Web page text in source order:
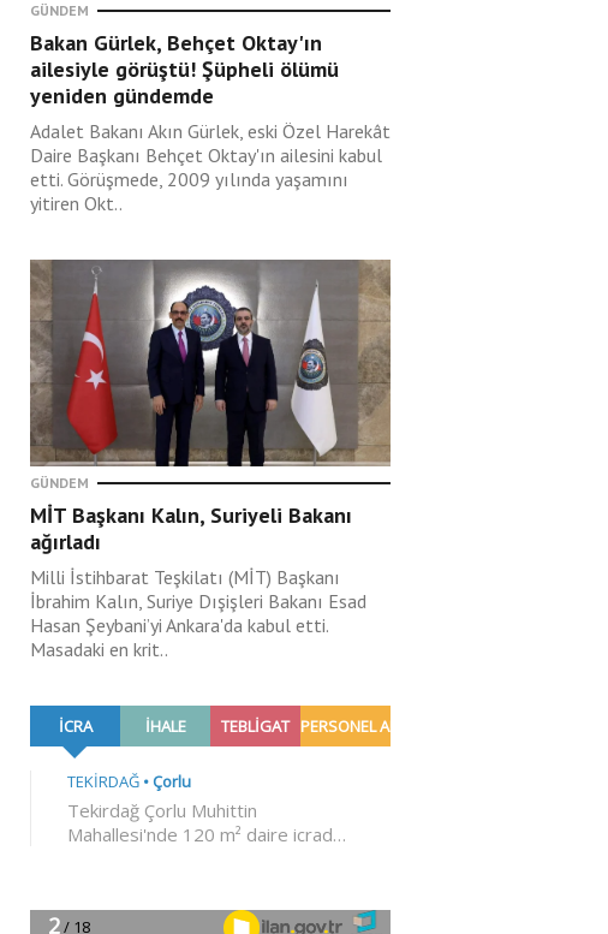
GÜNDEM
Bakan Gürlek, Behçet Oktay'ın
ailesiyle görüştü! Şüpheli ölümü
yeniden gündemde
Adalet Bakanı Akın Gürlek, eski Özel Harekât
Daire Başkanı Behçet Oktay'ın ailesini kabul
etti. Görüşmede, 2009 yılında yaşamını
yitiren Okt..
GÜNDEM
MİT Başkanı Kalın, Suriyeli Bakanı
ağırladı
Milli İstihbarat Teşkilatı (MİT) Başkanı
İbrahim Kalın, Suriye Dışişleri Bakanı Esad
Hasan Şeybani’yi Ankara'da kabul etti.
Masadaki en krit..